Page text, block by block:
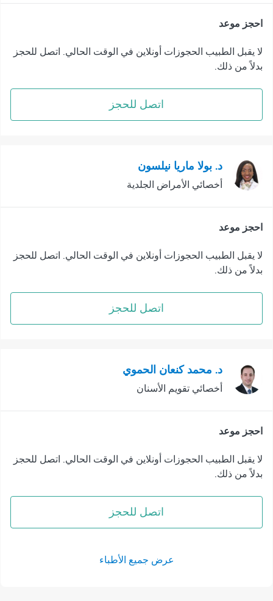
احجز موعد
لا يقبل الطبيب الحجوزات أونلاين في الوقت الحالي. اتصل للحجز
بدلاً من ذلك.
اتصل للحجز
د. بولا ماريا نيلسون
أخصائي الأمراض الجلدية
احجز موعد
لا يقبل الطبيب الحجوزات أونلاين في الوقت الحالي. اتصل للحجز
بدلاً من ذلك.
اتصل للحجز
د. محمد كنعان الحموي
أخصائي تقويم الأسنان
احجز موعد
لا يقبل الطبيب الحجوزات أونلاين في الوقت الحالي. اتصل للحجز
بدلاً من ذلك.
اتصل للحجز
عرض جميع الأطباء